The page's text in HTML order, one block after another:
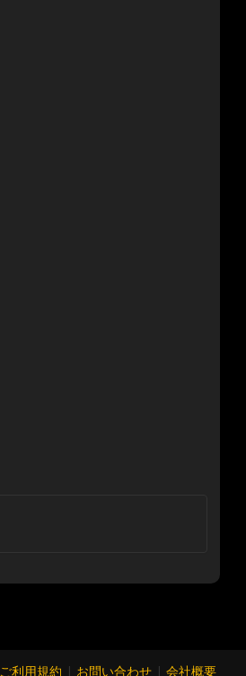
ご利用規約 | お問い合わせ | 会社概要